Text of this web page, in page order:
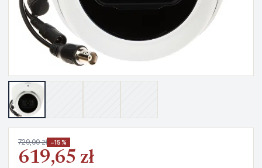
729,00 zł −15%
619,65 zł